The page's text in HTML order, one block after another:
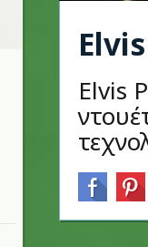
Elvis